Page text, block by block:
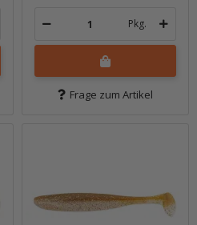
Pkg.
Frage zum Artikel